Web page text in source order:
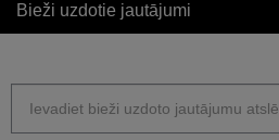
Bieži uzdotie jautājumi